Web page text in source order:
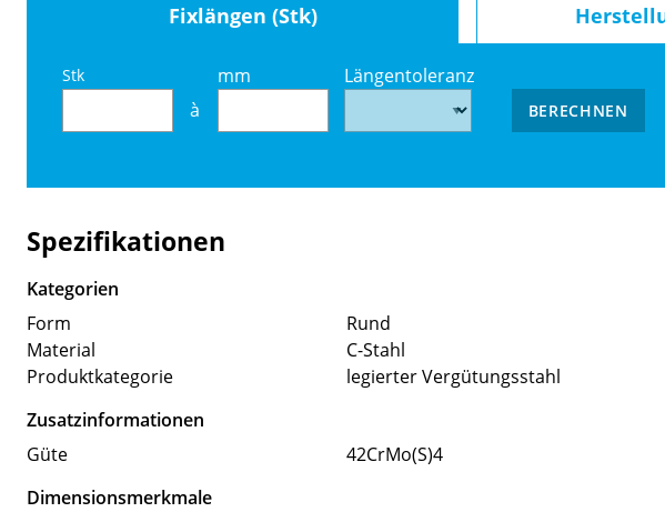
Fixlängen (Stk)
Stk
à
mm Längentoleranz
BERECHNEN
Spezifikationen
Kategorien
Form
Rund
Material
C-Stahl
Produktkategorie
legierter Vergütungsstahl
Zusatzinformationen
Güte
42CrMo(S)4
Dimensionsmerkmale